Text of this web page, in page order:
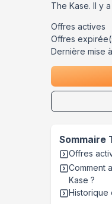
The Kase. Il y a
Offres actives
Offres
Dernière mise
Sommaire
Offres
Comment
Kase ?
Historique